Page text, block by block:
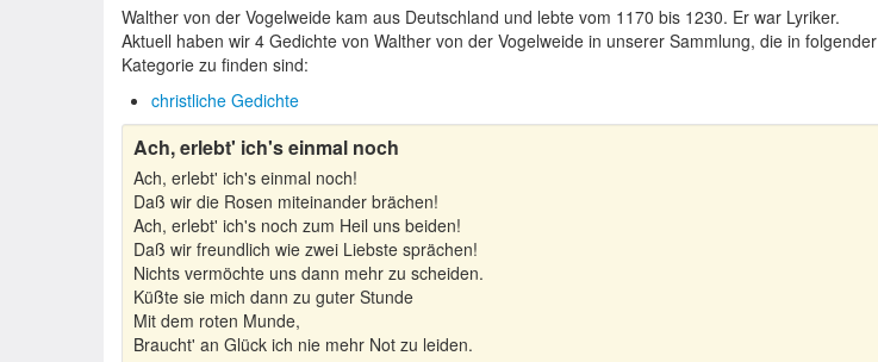
Walther von der Vogelweide kam aus Deutschland und lebte vom 1170 bis 1230. Er war Lyriker.
Aktuell haben wir 4 Gedichte von Walther von der Vogelweide in unserer Sammlung, die in folgender
Kategorie zu finden sind:
christliche Gedichte
Ach, erlebt' ich's einmal noch
Ach, erlebt' ich's einmal noch!
Daß wir die Rosen miteinander brächen!
Ach, erlebt' ich's noch zum Heil uns beiden!
Daß wir freundlich wie zwei Liebste sprächen!
Nichts vermöchte uns dann mehr zu scheiden.
Küßte sie mich dann zu guter Stunde
Mit dem roten Munde,
Braucht' an Glück ich nie mehr Not zu leiden.